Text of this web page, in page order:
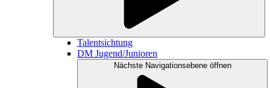
Talentsichtung
DM Jugend/Junioren
Nächste Navigationsebene öffnen